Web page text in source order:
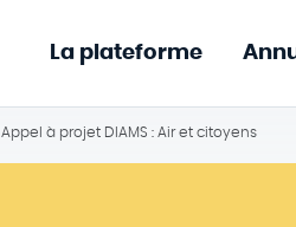
La plateforme
Appel à projet DIAMS : Air et citoyens